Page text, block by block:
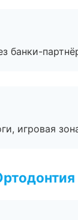
банки-
игровая